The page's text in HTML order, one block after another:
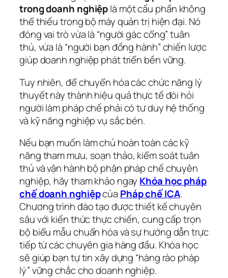
trong doanh nghiệplà một cấu phần không
thể thiếu trong bộ máy quản trị hiện đại. Nó
đóng vai trò vừa là “người gác cổng” tuân
thủ, vừa là “người bạn đồng hành” chiến lược
giúp doanh nghiệp phát triển bền vững.
Tuy nhiên, để chuyển hóa các chức năng lý
thuyết này thành hiệu quả thực tế đòi hỏi
người làm pháp chế phải có tư duy hệ thống
và kỹ năng nghiệp vụ sắc bén.
Nếu bạn muốn làm chủ hoàn toàn các kỹ
năng tham mưu, soạn thảo, kiểm soát tuân
thủ và vận hành bộ phận pháp chế chuyên
nghiệp, hãy tham khảo ngay Khóa học pháp
chế doanh nghiệpcủa Pháp chế ICA.
Chương trình đào tạo được thiết kế chuyên
sâu với kiến thức thực chiến, cung cấp trọn
bộ biểu mẫu chuẩn hóa và sự hướng dẫn trực
tiếp từ các chuyên gia hàng đầu. Khóa học
sẽ giúp bạn tự tin xây dựng “hàng rào pháp
lý” vững chắc cho doanh nghiệp.